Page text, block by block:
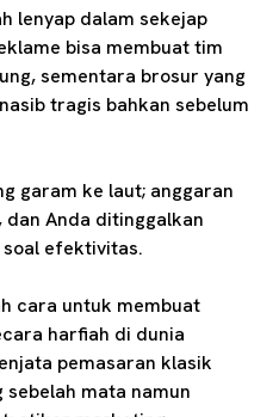
lenyap dalam sekejap
bisa membuat tim
sementara brosur yang
tragis bahkan sebelum
garam ke laut; anggaran
Anda ditinggalkan
efektivitas.
cara untuk membuat
harfiah di dunia
pemasaran klasik
mata namun